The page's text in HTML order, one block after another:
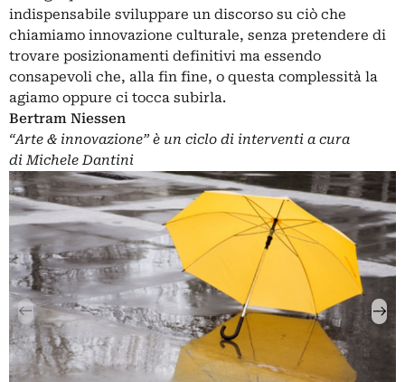
indispensabile sviluppare un discorso su ciò che
chiamiamo innovazione culturale, senza pretendere di
trovare posizionamenti definitivi ma essendo
consapevoli che, alla fin fine, o questa complessità la
agiamo oppure ci tocca subirla.
Bertram Niessen
“Arte & innovazione” è un ciclo di interventi a cura
diMichele Dantini